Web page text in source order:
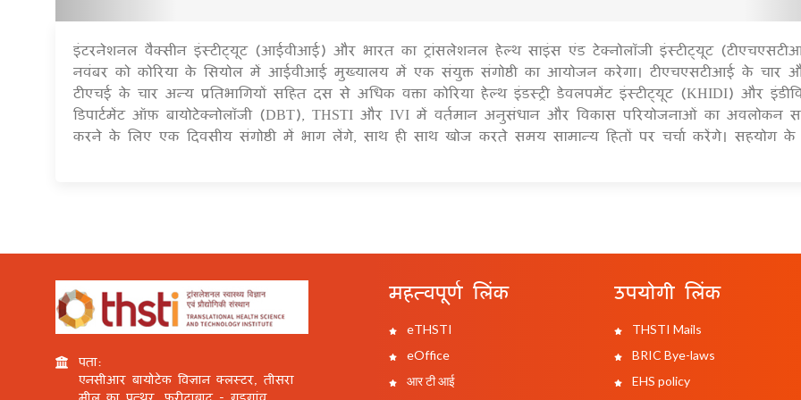
इंटरनेशनल वैक्सीन इंस्टीट्यूट (आईवीआई) और भारत का ट्रांसलेशनल हेल्थ साइंस एंड टेक्नोलॉजी इंस्टीट्यूट
नवंबर को कोरिया के सियोल में आईवीआई मुख्यालय में एक संयुक्त संगोष्ठी का आयोजन करेगा। टीएचएसटीआई के चार
टीएचई के चार अन्य प्रतिभागियों सहित दस से अधिक वक्ता कोरिया हेल्थ इंडस्ट्री डेवलपमेंट इंस्टीट्यूट (KHIDI) और
डिपार्टमेंट ऑफ़ बायोटेक्नोलॉजी (DBT), THSTI और IVI में वर्तमान अनुसंधान और विकास परियोजनाओं का अवलोकन
करने के लिए एक दिवसीय संगोष्ठी में भाग लेंगे, साथ ही साथ खोज करते समय सामान्य हितों पर चर्चा करेंगे। सहयोग
पता:
एनसीआर बायोटेक विज्ञान क्लस्टर, तीसरा
महत्वपूर्ण लिंक
eTHSTI
eOffice
आर टी आई
उपयोगी लिंक
THSTI Mails
BRIC Bye-laws
EHS policy